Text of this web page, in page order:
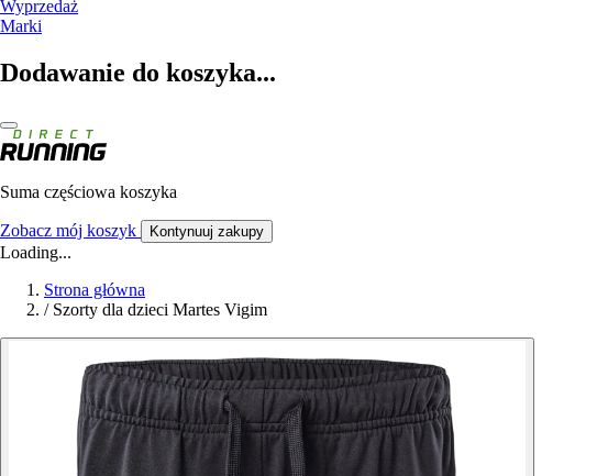
Wyprzedaż
Marki
Dodawanie do koszyka...
Suma częściowa koszyka
Zobacz mój koszyk Kontynuuj zakupy
Loading...
Strona główna
/ Szorty dla dzieci Martes Vigim